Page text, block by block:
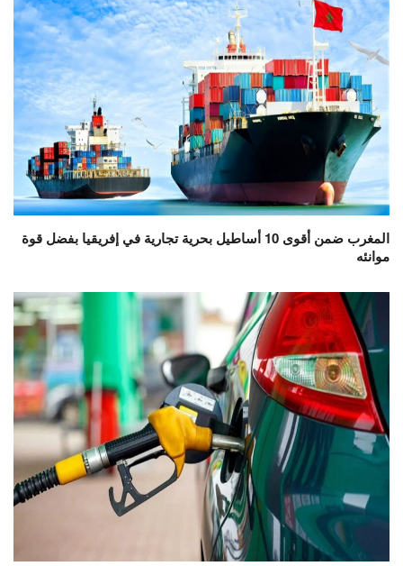
المغرب ضمن أقوى 10 أساطيل بحرية تجارية في إفريقيا بفضل قوة
موانئه